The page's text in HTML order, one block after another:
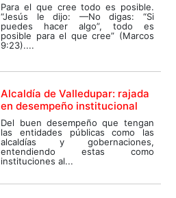
Para el que cree todo es posible.
“Jesús le dijo: —No digas: “Si
puedes hacer algo”, todo es
posible para el que cree” (Marcos
9:23)....
Alcaldía de Valledupar: rajada
en desempeño institucional
Del buen desempeño que tengan
las entidades públicas como las
alcaldías y gobernaciones,
entendiendo estas como
instituciones al...